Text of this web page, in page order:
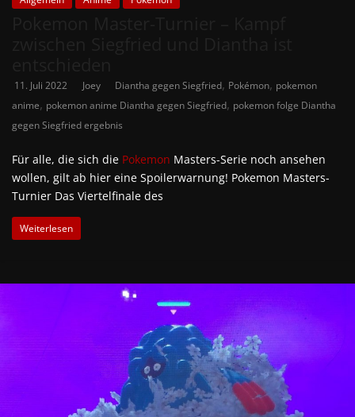
11. Juli 2022 Joey Diantha gegen Siegfried, Pokémon, pokemon
anime, pokemon anime Diantha gegen Siegfried, pokemon folge Diantha
gegen Siegfried ergebnis
Für alle, die sich die Pokemon Masters-Serie noch ansehen
wollen, gilt ab hier eine Spoilerwarnung! Pokemon Masters-
Turnier Das Viertelfinale des
Weiterlesen